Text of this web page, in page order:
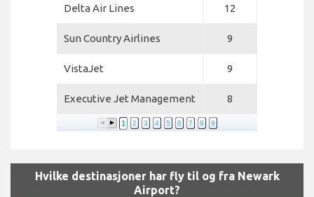
Delta Air Lines 12
Sun Country Airlines 9
VistaJet 9
Executive Jet Management 8
1 2 3 4 5 6 7 8 9
Hvilke destinasjoner har fly til og fra Newark
Airport?